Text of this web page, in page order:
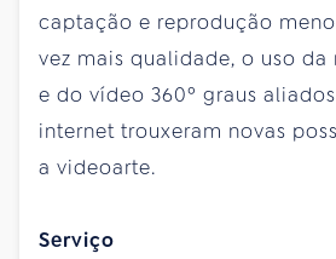
captação e reprodução
vez mais qualidade, o uso
e do vídeo 360º graus
internet trouxeram novas
a videoarte.
Serviço